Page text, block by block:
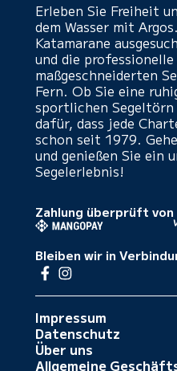
Erleben Sie Freiheit
dem Wasser mit
Katamarane
und die
maßgeschneiderten
Fern. Ob Sie eine
sportlichen Segeltörn
dafür, dass jede
schon seit 1979.
und genießen Sie ein
Segelerlebnis!
Zahlung überprüft von
Bleiben wir in
Impressum
Datenschutz
Über uns
Allgemeine